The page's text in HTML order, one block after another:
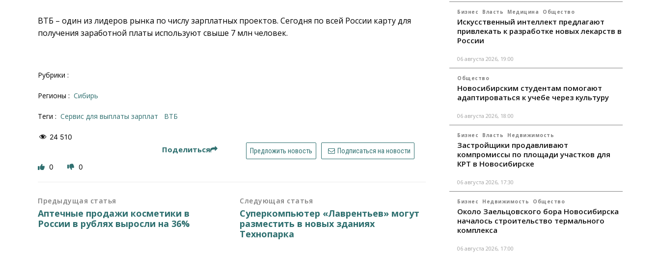
ВТБ – один из лидеров рынка по числу зарплатных проектов. Сегодня по всей России карту для
получения заработной платы используют свыше 7 млн человек.
Рубрики :
Регионы : Сибирь
Теги : сервис для выплаты зарплат ВТБ
24 510
Поделиться Предложить новость Подписаться на новости
0 0
Предыдущая статья
Аптечные продажи косметики в
России в рублях выросли на 36%
Следующая статья
Суперкомпьютер «Лаврентьев» могут
разместить в новых зданиях
Технопарка
Бизнес Власть Медицина Общество
Искусственный интеллект предлагают
привлекать к разработке новых лекарств в
России
06 августа 2026, 19:00
Общество
Новосибирским студентам помогают
адаптироваться к учебе через культуру
06 августа 2026, 18:00
Бизнес Власть Недвижимость
Застройщики продавливают
компромиссы по площади участков для
КРТ в Новосибирске
06 августа 2026, 17:30
Бизнес Недвижимость Общество
Около Заельцовского бора Новосибирска
началось строительство термального
комплекса
06 августа 2026, 17:00